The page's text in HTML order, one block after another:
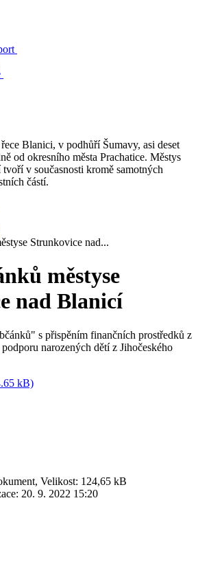
Blanici, v podhůří Šumavy, asi deset
od okresního města Prachatice. Městys
v současnosti kromě samotných
částí.
Strunkovice nad...
městyse
nad Blanicí
s přispěním finančních prostředků z
narozených dětí z Jihočeského
kB)
Velikost: 124,65 kB
20. 9. 2022 15:20